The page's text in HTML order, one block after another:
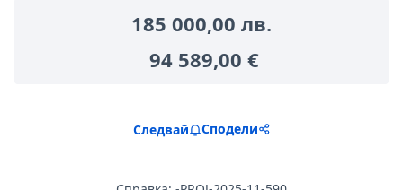
185 000,00 лв.
94 589,00 €
Следвай Сподели